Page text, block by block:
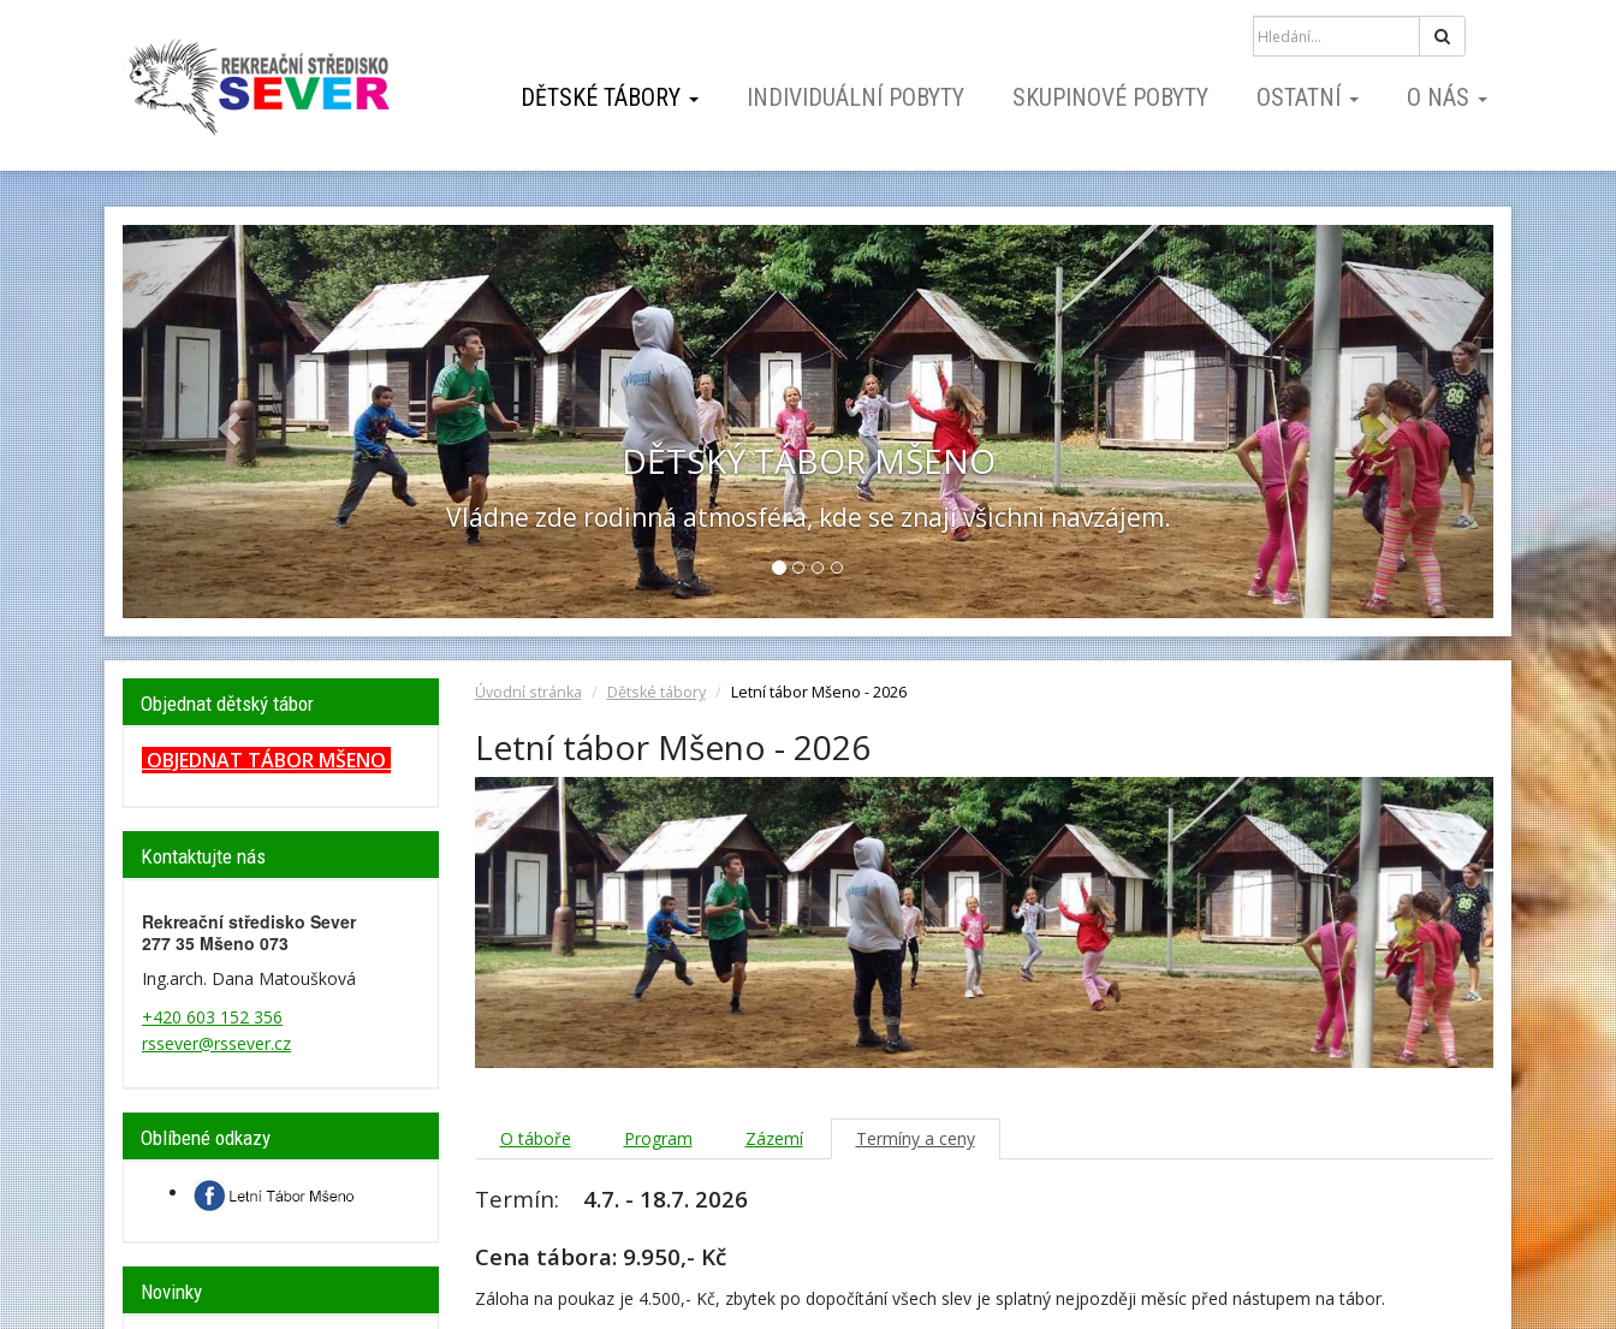
DĚTSKÉ TÁBORY INDIVIDUÁLNÍ POBYTY SKUPINOVÉ POBYTY OSTATNÍ O NÁS
DĚTSKÝ TÁBOR MŠENO
Vládne zde rodinná atmosféra, kde se znají všichni navzájem.
Previous Next
Úvodní stránka Dětské tábory Letní tábor Mšeno - 2026
Letní tábor Mšeno - 2026
O táboře Program Zázemí Termíny a ceny
Termín:
4.7. - 18.7. 2026
Cena tábora: 9.950,- Kč
Záloha na poukaz je 4.500,- Kč, zbytek po dopočítání všech slev je splatný nejpozději měsíc před nástupem na tábor.
Objednat dětský tábor
OBJEDNAT TÁBOR MŠENO
Kontaktujte nás
Rekreační středisko Sever
277 35 Mšeno 073
Ing.arch. Dana Matoušková
+420 603 152 356
rssever@rssever.cz
Oblíbené odkazy
Novinky